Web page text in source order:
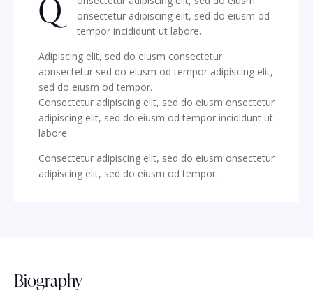
Q
onsectetur adipiscing elit, sed do eiusm od
tempor incididunt ut labore.
Adipiscing elit, sed do eiusm consectetur
aonsectetur sed do eiusm od tempor adipiscing elit,
sed do eiusm od tempor.
Consectetur adipiscing elit, sed do eiusm onsectetur
adipiscing elit, sed do eiusm od tempor incididunt ut
labore.
Consectetur adipiscing elit, sed do eiusm onsectetur
adipiscing elit, sed do eiusm od tempor.
Biography